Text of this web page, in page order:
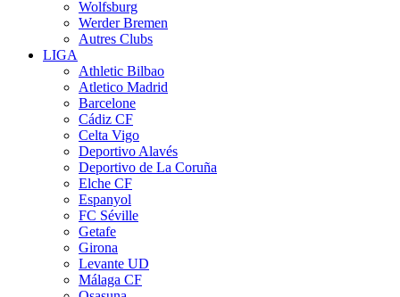
Wolfsburg
Werder Bremen
Autres Clubs
LIGA
Athletic Bilbao
Atletico Madrid
Barcelone
Cádiz CF
Celta Vigo
Deportivo Alavés
Deportivo de La Coruña
Elche CF
Espanyol
FC Séville
Getafe
Girona
Levante UD
Málaga CF